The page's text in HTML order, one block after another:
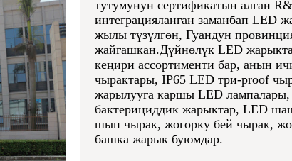
тутумунун сертификатын алган
интеграцияланган заманбап LED
жылы түзүлгөн, Гуандун
жайгашкан.Дүйнөлүк LED
кеңири ассортименти бар, анын
чырактары, IP65 LED три-proof
жарылууга каршы LED
бактерициддик жарыктар, LED
шып чырак, жогорку бей чырак,
башка жарык буюмдар.